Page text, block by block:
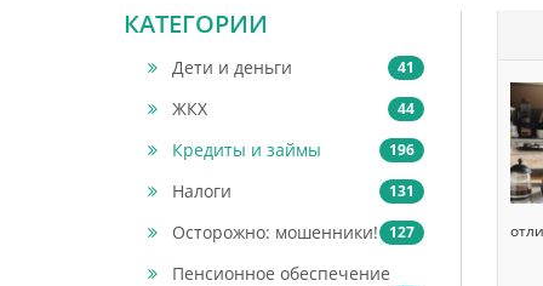
КАТЕГОРИИ
Дети и деньги 41
ЖКХ 44
Кредиты и займы 196
Налоги 131
Осторожно: мошенники! 127
Пенсионное обеспечение